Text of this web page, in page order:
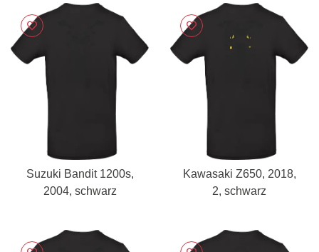
Suzuki Bandit 1200s,
2004, schwarz
Kawasaki Z650, 2018,
2, schwarz